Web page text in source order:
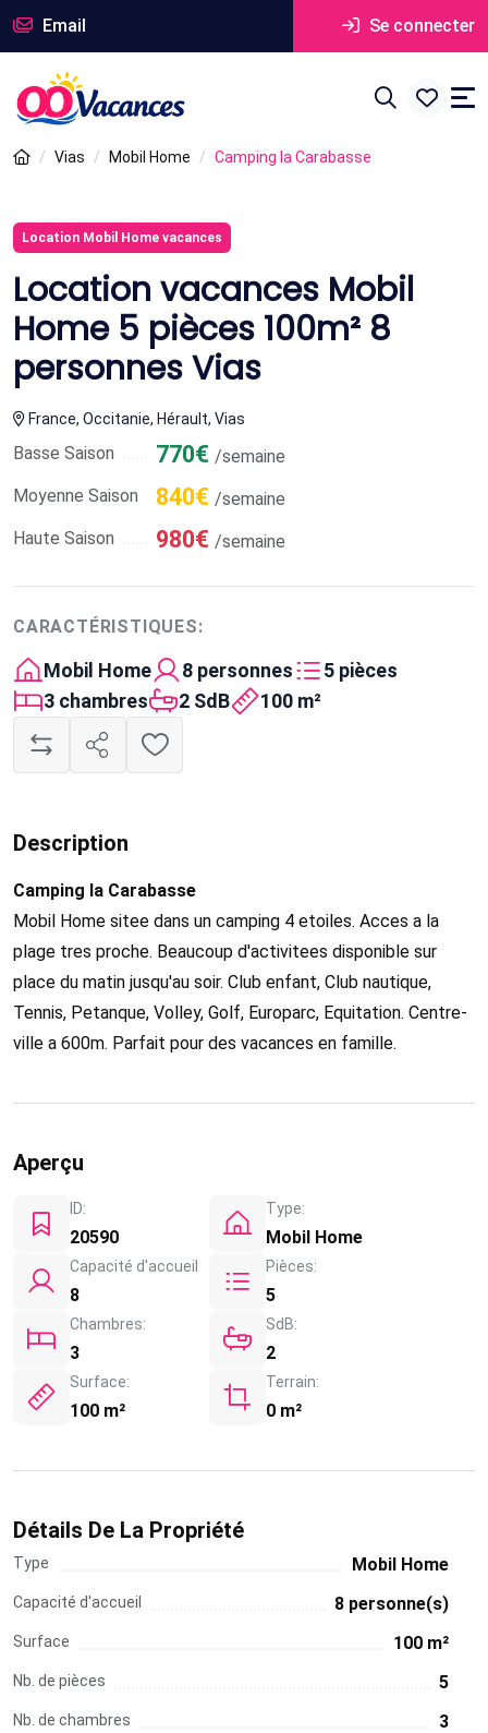
Email Se connecter
Vias Mobil Home Camping la Carabasse
Location Mobil Home vacances
Location vacances Mobil
Home 5 pièces 100m² 8
personnes Vias
France, Occitanie, Hérault, Vias
Basse Saison 770€ /semaine
Moyenne Saison
840€ /semaine
Haute Saison
980€ /semaine
CARACTÉRISTIQUES:
Mobil Home 8 personnes
5 pièces
3 chambres
2 SdB 100 m²
Description
Camping la Carabasse
Mobil Home sitee dans un camping 4 etoiles. Acces a la
plage tres proche. Beaucoup d'activitees disponible sur
place du matin jusqu'au soir. Club enfant, Club nautique,
Tennis, Petanque, Volley, Golf, Europarc, Equitation. Centre-
ville a 600m. Parfait pour des vacances en famille.
Aperçu
ID:
20590
Type:
Mobil Home
Capacité d'accueil
8
Pièces:
5
Chambres:
3
SdB:
2
Surface:
100 m²
Terrain:
0 m²
Détails De La Propriété
Type Mobil Home
Capacité d'accueil 8 personne(s)
Surface 100 m²
Nb. de pièces 5
Nb. de chambres 3